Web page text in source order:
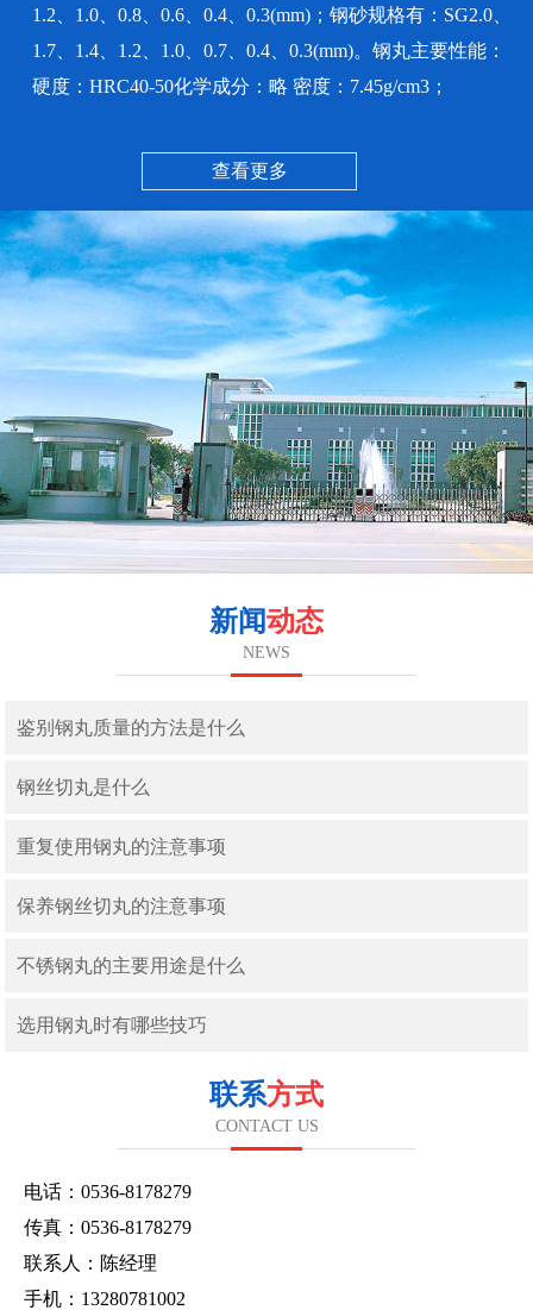
1.2、1.0、0.8、0.6、0.4、0.3(mm)；钢砂规格有：SG2.0、
1.7、1.4、1.2、1.0、0.7、0.4、0.3(mm)。钢丸主要性能：
硬度：HRC40-50化学成分：略 密度：7.45g/cm3；
查看更多
新闻动态
NEWS
鉴别钢丸质量的方法是什么
钢丝切丸是什么
重复使用钢丸的注意事项
保养钢丝切丸的注意事项
不锈钢丸的主要用途是什么
选用钢丸时有哪些技巧
联系方式
CONTACT US
电话：0536-8178279
传真：0536-8178279
联系人：陈经理
手机：13280781002